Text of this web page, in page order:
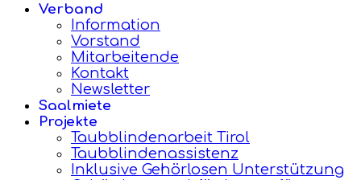
Verband
Information
Vorstand
Mitarbeitende
Kontakt
Newsletter
Saalmiete
Projekte
Taubblindenarbeit Tirol
Taubblindenassistenz
Inklusive Gehörlosen Unterstützung